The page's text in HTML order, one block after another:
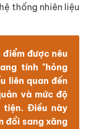
thống nhiên liệu
được nêu
tính "hỏng
liên quan đến
và mức độ
tiện. Điều này
đổi sang xăng